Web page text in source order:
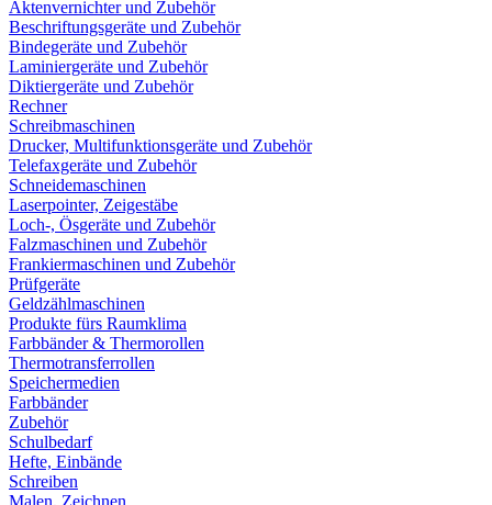
Aktenvernichter und Zubehör
Beschriftungsgeräte und Zubehör
Bindegeräte und Zubehör
Laminiergeräte und Zubehör
Diktiergeräte und Zubehör
Rechner
Schreibmaschinen
Drucker, Multifunktionsgeräte und Zubehör
Telefaxgeräte und Zubehör
Schneidemaschinen
Laserpointer, Zeigestäbe
Loch-, Ösgeräte und Zubehör
Falzmaschinen und Zubehör
Frankiermaschinen und Zubehör
Prüfgeräte
Geldzählmaschinen
Produkte fürs Raumklima
Farbbänder & Thermorollen
Thermotransferrollen
Speichermedien
Farbbänder
Zubehör
Schulbedarf
Hefte, Einbände
Schreiben